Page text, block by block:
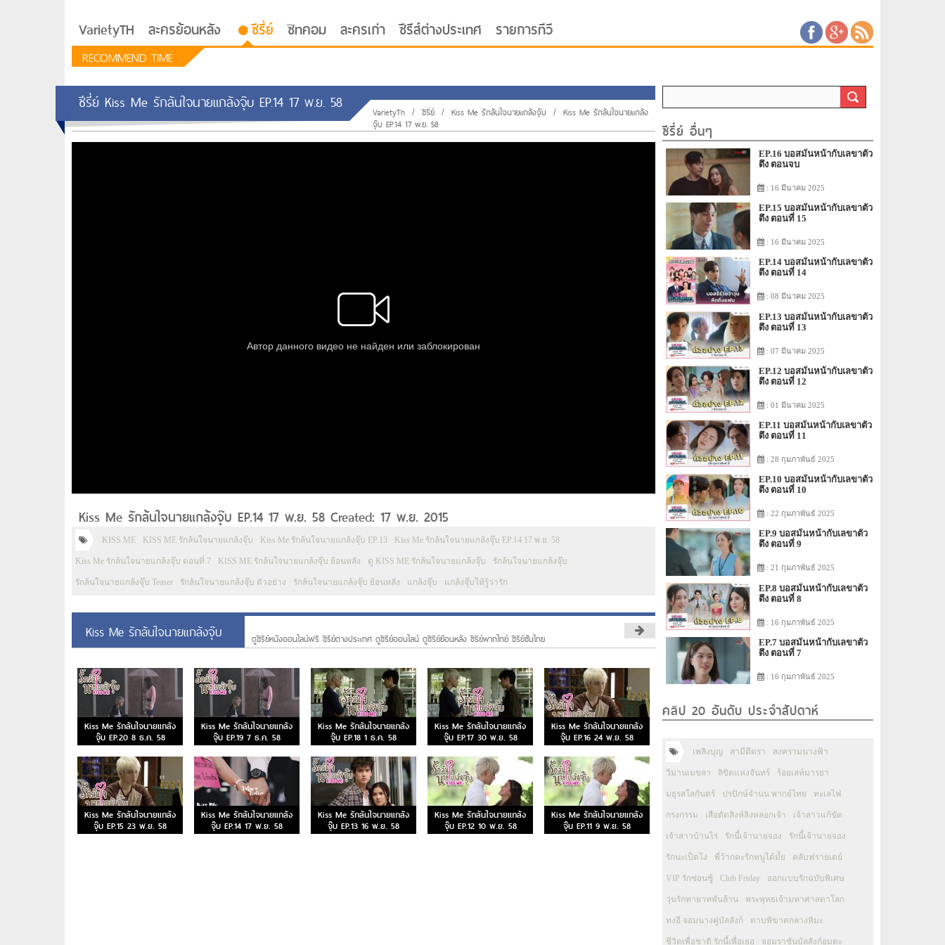
VarietyTH ละครย้อนหลัง ซีรี่ย์ ซิทคอม ละครเก่า ซีรีส์ต่างประเทศ รายการทีวี
RECOMMEND TIME
รักอยู่ประตูถัดไป
ซีรี่ย์ Kiss Me รักล้นใจนายแกล้งจุ๊บ EP.14 17 พ.ย. 58 VarietyTh / ซีรี่ย์ / Kiss Me รักล้นใจนายแกล้งจุ๊บ / Kiss Me รักล้นใจนายแกล้ง
จุ๊บ EP.14 17 พ.ย. 58
Kiss Me รักล้นใจนายแกล้งจุ๊บ EP.14 17 พ.ย. 58 Created: 17 พ.ย. 2015
KISS ME KISS ME รักล้นใจนายแกล้งจุ๊บ Kiss Me รักล้นใจนายแกล้งจุ๊บ EP.13 Kiss Me รักล้นใจนายแกล้งจุ๊บ EP.14 17 พ.ย. 58
Kiss Me รักล้นใจนายแกล้งจุ๊บ ตอนที่ 7 KISS ME รักล้นใจนายแกล้งจุ๊บ ย้อนหลัง ดู KISS ME รักล้นใจนายแกล้งจุ๊บ รักล้นใจนายแกล้งจุ๊บ
รักล้นใจนายแกล้งจุ๊บ Teaser รักล้นใจนายแกล้งจุ๊บ ตัวอย่าง รักล้นใจนายแกล้งจุ๊บ ย้อนหลัง แกล้งจุ๊บ แกล้งจุ๊บให้รู้ว่ารัก
Kiss Me รักล้นใจนายแกล้งจุ๊บ ดูซีรีย์หนังออนไลน์ฟรี ซีรีย์ต่างประเทศ ดูซีรีย์ออนไลน์ ดูซีรีย์ย้อนหลัง ซีรีย์พากไทย์ ซีรีย์ซับไทย
Kiss Me รักล้นใจนายแกล้ง
จุ๊บ EP.20 8 ธ.ค. 58
Kiss Me รักล้นใจนายแกล้ง
จุ๊บ EP.19 7 ธ.ค. 58
Kiss Me รักล้นใจนายแกล้ง
จุ๊บ EP.18 1 ธ.ค. 58
Kiss Me รักล้นใจนายแกล้ง
จุ๊บ EP.17 30 พ.ย. 58
Kiss Me รักล้นใจนายแกล้ง
จุ๊บ EP.16 24 พ.ย. 58
Kiss Me รักล้นใจนายแกล้ง
จุ๊บ EP.15 23 พ.ย. 58
Kiss Me รักล้นใจนายแกล้ง
จุ๊บ EP.14 17 พ.ย. 58
Kiss Me รักล้นใจนายแกล้ง
จุ๊บ EP.13 16 พ.ย. 58
Kiss Me รักล้นใจนายแกล้ง
จุ๊บ EP.12 10 พ.ย. 58
Kiss Me รักล้นใจนายแกล้ง
จุ๊บ EP.11 9 พ.ย. 58
ซีรี่ย์ อื่นๆ
EP.16 บอสมั่นหน้ากับเลขาตัว
ตึง ตอนจบ
: 16 มีนาคม 2025
EP.15 บอสมั่นหน้ากับเลขาตัว
ตึง ตอนที่ 15
: 16 มีนาคม 2025
EP.14 บอสมั่นหน้ากับเลขาตัว
ตึง ตอนที่ 14
: 08 มีนาคม 2025
EP.13 บอสมั่นหน้ากับเลขาตัว
ตึง ตอนที่ 13
: 07 มีนาคม 2025
EP.12 บอสมั่นหน้ากับเลขาตัว
ตึง ตอนที่ 12
: 01 มีนาคม 2025
EP.11 บอสมั่นหน้ากับเลขาตัว
ตึง ตอนที่ 11
: 28 กุมภาพันธ์ 2025
EP.10 บอสมั่นหน้ากับเลขาตัว
ตึง ตอนที่ 10
: 22 กุมภาพันธ์ 2025
EP.9 บอสมั่นหน้ากับเลขาตัว
ตึง ตอนที่ 9
: 21 กุมภาพันธ์ 2025
EP.8 บอสมั่นหน้ากับเลขาตัว
ตึง ตอนที่ 8
: 16 กุมภาพันธ์ 2025
EP.7 บอสมั่นหน้ากับเลขาตัว
ตึง ตอนที่ 7
: 16 กุมภาพันธ์ 2025
คลิป 20 อันดับ ประจำสัปดาห์
เพลิงบุญ สามีตีตรา สงครามนางฟ้า
วิมานเมขลา ลิขิตแห่งจันทร์ ร้อยเล่ห์มารยา
มธุรสโลกันตร์ ปรปักษ์จำนน พากย์ไทย ทะเลไฟ
กรงกรรม เสือตัดสิงห์ลิงหลอกเจ้า เจ้าสาวแก้ขัด
เจ้าสาวบ้านไร่ รักนี้เจ้านายจอง รักนี้เจ้านายจอง
รักนะเป็ดโง่ พี่ว้ากคะรักหนูได้มั้ย คลับฟรายเดย์
VIP รักซ่อนชู้ Club Friday ออกแบบรักฉบับพิเศษ
วุ่นรักทายาทพันล้าน พระพุทธเจ้ามหาศาสดาโลก
ทงอี จอมนางคู่บัลลังก์ ดาบพิฆาตกลางหิมะ
ชีวิตเพื่อชาติ รักนี้เพื่อเธอ จอมราชันบัลลังก์อมตะ